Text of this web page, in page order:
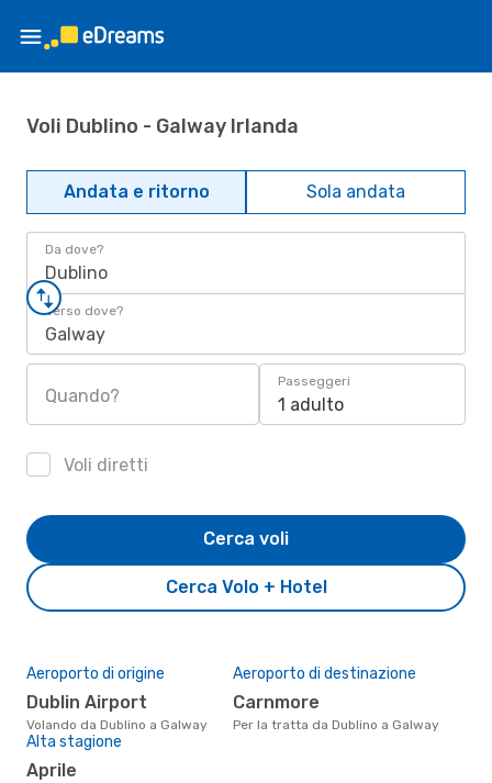
Voli Dublino - Galway Irlanda
Andata e ritorno Sola andata
Da dove?
Dublino
Verso dove?
Galway
Quando?
Passeggeri
1 adulto
Voli diretti
Cerca Volo + Hotel
Cerca voli
Aeroporto di origine
Dublin Airport
Volando da Dublino a Galway
Aeroporto di destinazione
Carnmore
Per la tratta da Dublino a Galway
Alta stagione
aprile